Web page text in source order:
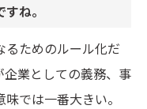
ね。
るためのルール化だ
企業としての義務、事
では一番大きい。